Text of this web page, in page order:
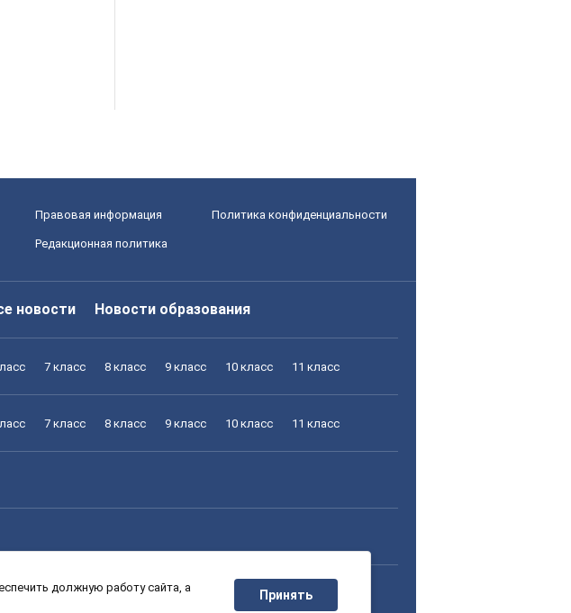
Правовая информация Политика конфиденциальности
Редакционная политика
новости Новости образования
7 класс 8 класс 9 класс 10 класс 11 класс
7 класс 8 класс 9 класс 10 класс 11 класс
7 класс 8 класс 9 класс 10 класс 11 класс
должную работу сайта, а
Принять